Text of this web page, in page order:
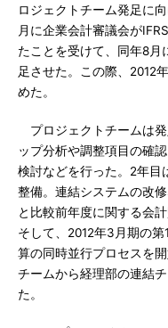
ロジェクトチーム発足に
月に企業会計審議会が
たことを受けて、同年8月
足させた。この際、2012
めた。
プロジェクトチームは発
ップ分析や調整項目の確
検討などを行った。2年目
整備。連結システムの改
と比較前年度に関する会
そして、2012年3月期の
算の同時並行プロセスを
チームから経理部の連結
た。